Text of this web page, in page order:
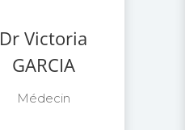
Dr Victoria
GARCIA
Médecin